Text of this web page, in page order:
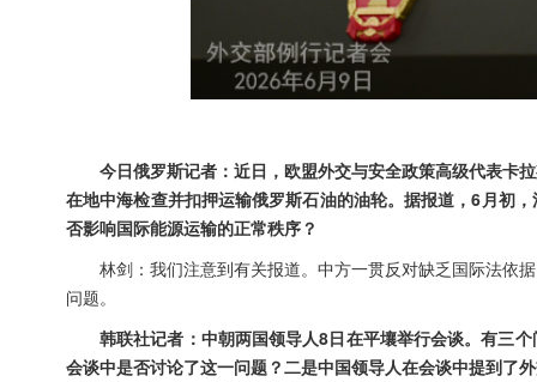
今日俄罗斯记者：近日，欧盟外交与安全政策高级代表卡
在地中海检查并扣押运输俄罗斯石油的油轮。据报道，6月初
否影响国际能源运输的正常秩序？
林剑：我们注意到有关报道。中方一贯反对缺乏国际法依
问题。
韩联社记者：中朝两国领导人8日在平壤举行会谈。有三
会谈中是否讨论了这一问题？二是中国领导人在会谈中提到了